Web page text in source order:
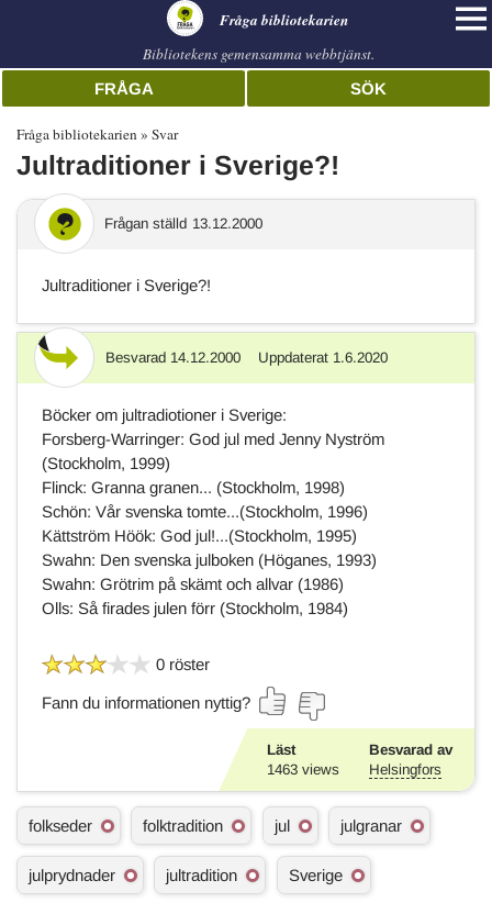
Fråga bibliotekarien
Bibliotekens gemensamma webbtjänst.
FRÅGA SÖK
Fråga bibliotekarien Svar
Jultraditioner i Sverige?!
Frågan ställd 13.12.2000
Jultraditioner i Sverige?!
Svar Besvarad 14.12.2000 Uppdaterat 1.6.2020
Böcker om jultradiotioner i Sverige:
Forsberg-Warringer: God jul med Jenny Nyström
(Stockholm, 1999)
Flinck: Granna granen... (Stockholm, 1998)
Schön: Vår svenska tomte...(Stockholm, 1996)
Kättström Höök: God jul!...(Stockholm, 1995)
Swahn: Den svenska julboken (Höganes, 1993)
Swahn: Grötrim på skämt och allvar (1986)
Olls: Så firades julen förr (Stockholm, 1984)
0 röster
Fann du informationen nyttig?
Läst
1463 views
Besvarad av
Helsingfors
Ä
m
n
s
folkseder folktradition jul julgranar
julprydnader jultradition Sverige